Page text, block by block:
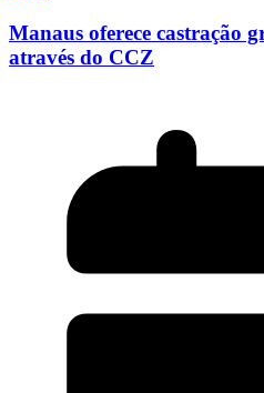
Manaus oferece castração
através do CCZ